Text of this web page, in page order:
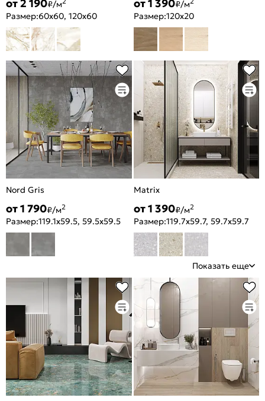
от 2 190₽/м
Размер:60x60, 120x60
от 1 390₽/м
Размер:120x20
Nord Gris
от 1 790₽/м2
Размер:119.1x59.5, 59.5x59.5
Matrix
от 1 390₽/м2
Размер:119.7x59.7, 59.7x59.7
Показать еще